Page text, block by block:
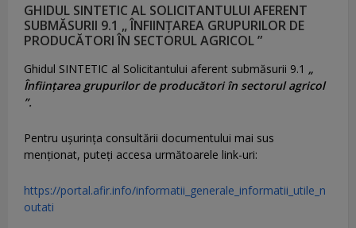
GHIDUL SINTETIC AL SOLICITANTULUI AFERENT
SUBMĂSURII 9.1 „ ÎNFIINȚAREA GRUPURILOR DE
PRODUCĂTORI ÎN SECTORUL AGRICOL ”
Ghidul SINTETIC al Solicitantului aferent submăsurii 9.1 „
Înființarea grupurilor de producători în sectorul agricol
”.
Pentru uşurinţa consultării documentului mai sus
menţionat, puteţi accesa următoarele link-uri:
https://portal.afir.info/informatii_generale_informatii_utile_n
outati